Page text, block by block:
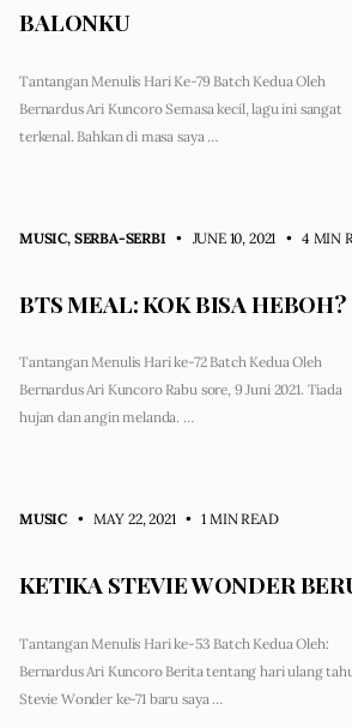
BALONKU
Tantangan Menulis Hari Ke-79 Batch Kedua Oleh
Bernardus Ari Kuncoro Semasa kecil, lagu ini sangat
terkenal. Bahkan di masa saya …
MUSIC, SERBA-SERBI • JUNE 10, 2021 • 4 MIN
BTS MEAL: KOK BISA HEBOH?
Tantangan Menulis Hari ke-72 Batch Kedua Oleh
Bernardus Ari Kuncoro Rabu sore, 9 Juni 2021. Tiada
hujan dan angin melanda. …
MUSIC • MAY 22, 2021 • 1 MIN READ
KETIKA STEVIE WONDER
Tantangan Menulis Hari ke-53 Batch Kedua Oleh:
Bernardus Ari Kuncoro Berita tentang hari ulang
Stevie Wonder ke-71 baru saya …